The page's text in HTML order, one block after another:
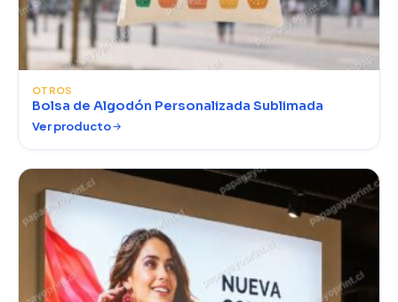
OTROS
Bolsa de Algodón Personalizada Sublimada
Ver producto